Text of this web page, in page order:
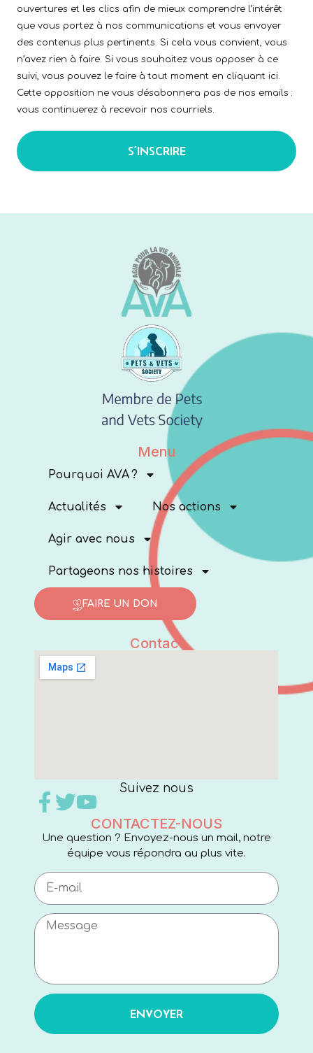
ouvertures et les clics afin de mieux comprendre l’intérêt
que vous portez à nos communications et vous envoyer
des contenus plus pertinents. Si cela vous convient, vous
n’avez rien à faire. Si vous souhaitez vous opposer à ce
suivi, vous pouvez le faire à tout moment en cliquant ici.
Cette opposition ne vous désabonnera pas de nos emails :
vous continuerez à recevoir nos courriels.
S’INSCRIRE
Menu
Pourquoi AVA ?
Actualités Nos actions
Agir avec nous
Partageons nos histoires
FAIRE UN DON
Contact
Suivez nous
CONTACTEZ-NOUS
Une question ? Envoyez-nous un mail, notre
équipe vous répondra au plus vite.
ENVOYER